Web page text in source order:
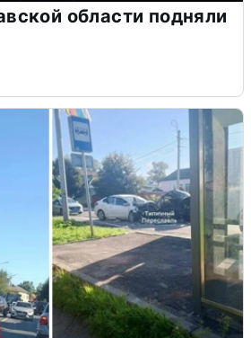
области подняли